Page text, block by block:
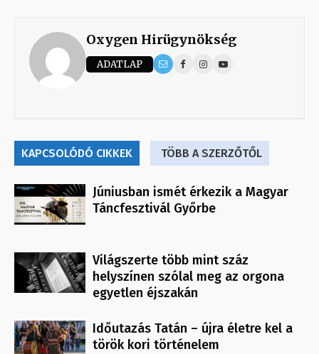
Oxygen Hirügynökség
ADATLAP
KAPCSOLÓDÓ CIKKEK TÖBB A SZERZŐTŐL
Júniusban ismét érkezik a Magyar
Táncfesztivál Győrbe
Világszerte több mint száz
helyszínen szólal meg az orgona
egyetlen éjszakán
Időutazás Tatán – újra életre kel a
török kori történelem